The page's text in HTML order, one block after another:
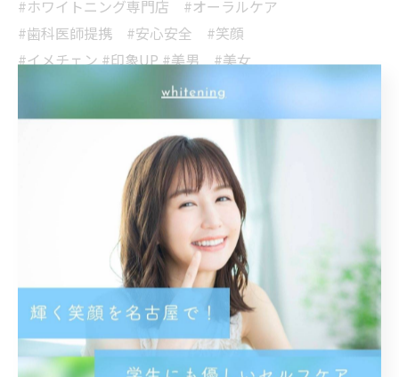
#ホワイトニング専門店 #オーラルケア
#歯科医師提携 #安心安全 #笑顔
#イメチェン #印象UP #美男 #美女
#メイク映え
一覧に戻る
関連タグ
#名古屋